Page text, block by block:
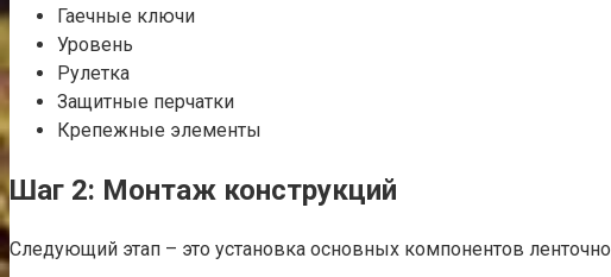
Гаечные ключи
Уровень
Рулетка
Защитные перчатки
Крепежные элементы
Шаг 2: Монтаж конструкций
Следующий этап – это установка основных компонентов